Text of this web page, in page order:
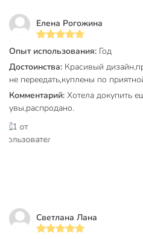
Бренд
Страна производства
Коллекция
Можно мыть в посудомоечной
машине
Набор
С крышкой
Материал
Елена Рогожина
Опыт использования: Год
Достоинства: Красивый
не переедать,куплены по
Комментарий: Хотела докупить
увы,распродано.
Светлана Лана